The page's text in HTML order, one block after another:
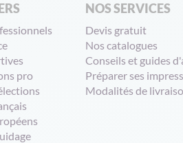
pro
NOS SERVICES
Devis gratuit
Nos catalogues
Conseils et guides
Préparer ses
Modalités de